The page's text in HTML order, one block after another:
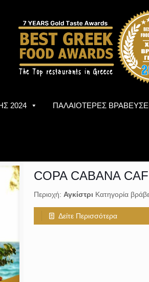
2024 ΠΑΛΑΙΟΤΕΡΕΣ
COPA CABANA
Περιοχή: Αγκίστρι Κατηγορία
Δείτε Περισσότερα